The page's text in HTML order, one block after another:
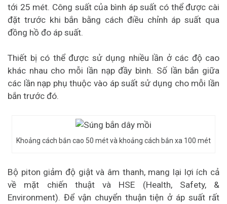
tới 25 mét. Công suất của bình áp suất có thể được cài
đặt trước khi bắn bằng cách điều chỉnh áp suất qua
đồng hồ đo áp suất.
Thiết bị có thể được sử dụng nhiều lần ở các độ cao
khác nhau cho mỗi lần nạp đầy bình. Số lần bắn giữa
các lần nạp phụ thuộc vào áp suất sử dụng cho mỗi lần
bắn trước đó.
Khoảng cách bắn cao 50 mét và khoảng cách bắn xa 100 mét
Bộ piton giảm độ giật và âm thanh, mang lại lợi ích cả
về mặt chiến thuật và HSE (Health, Safety, &
Environment). Để vận chuyển thuận tiện ở áp suất rất